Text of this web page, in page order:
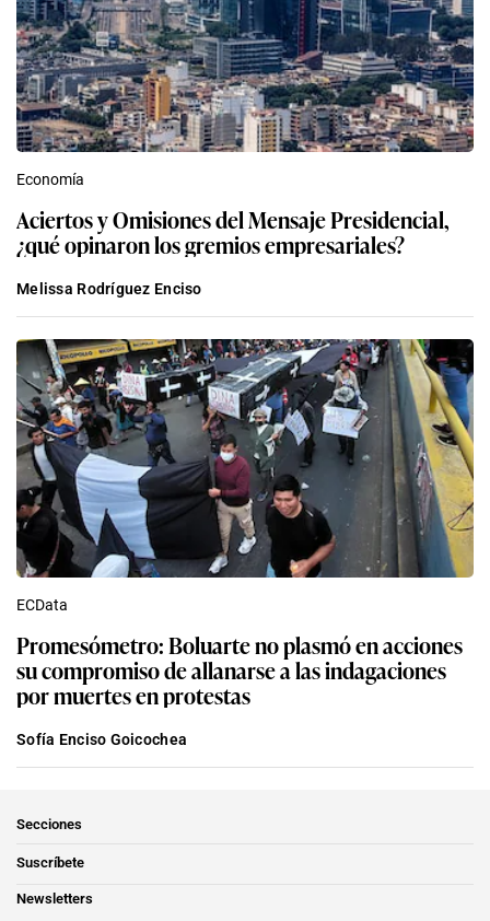
Economía
Aciertos y Omisiones del Mensaje Presidencial,
¿qué opinaron los gremios empresariales?
Melissa Rodríguez Enciso
ECData
Promesómetro: Boluarte no plasmó en acciones
su compromiso de allanarse a las indagaciones
por muertes en protestas
Sofía Enciso Goicochea
Secciones
Suscríbete
Newsletters